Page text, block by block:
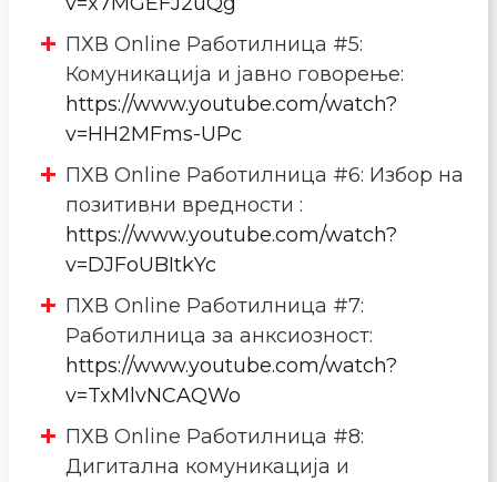
ПХВ Online Работилница #5:
Комуникација и јавно говорење:
https://www.youtube.com/watch?
v=HH2MFms-UPc
ПХВ Online Работилница #6: Избор на
позитивни вредности :
https://www.youtube.com/watch?
v=DJFoUBItkYc
ПХВ Online Работилница #7:
Работилница за анксиозност:
https://www.youtube.com/watch?
v=TxMlvNCAQWo
ПХВ Online Работилница #8:
Дигитална комуникација и